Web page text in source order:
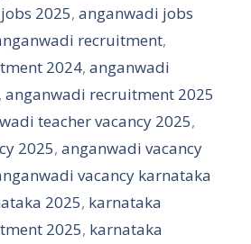
2025, anganwadi jobs
recruitment,
2024, anganwadi
, anganwadi recruitment 2025
teacher vacancy 2025,
2025, anganwadi vacancy
vacancy karnataka
2025, karnataka
2025, karnataka